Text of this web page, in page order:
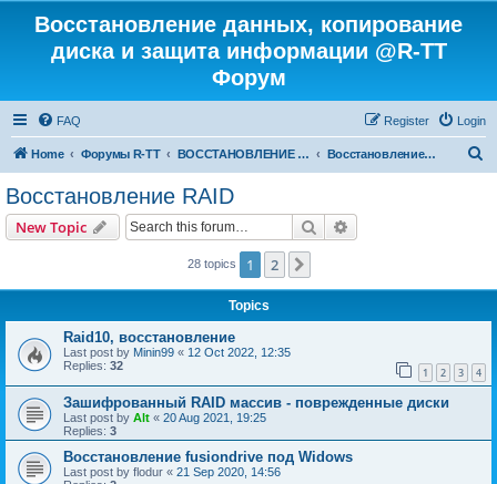
Восстановление данных, копирование
диска и защита информации @R-TT
Форум
FAQ Login
Register
Home Форумы R-TT ВОССТАНОВЛЕНИЕ ДАННЫХ И УДАЛЕННЫХ ФАЙЛОВ Восстановление RAID
Восстановление RAID
New Topic Search
28 topics 1 2
Topics
Raid10, восстановление
Last post by Minin99 « 12 Oct 2022, 12:35
Replies: 32 1 2 3 4
Зашифрованный RAID массив - поврежденные диски
Last post by Alt « 20 Aug 2021, 19:25
Replies: 3
Восстановление fusiondrive под Widows
Last post by flodur « 21 Sep 2020, 14:56